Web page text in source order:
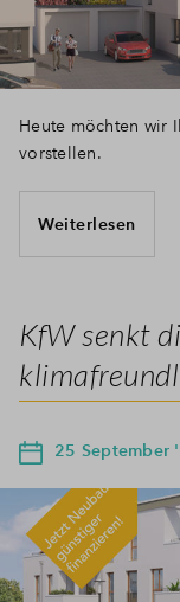
Heute möchten wir
vorstellen.
Weiterlesen
KfW senkt
25 September